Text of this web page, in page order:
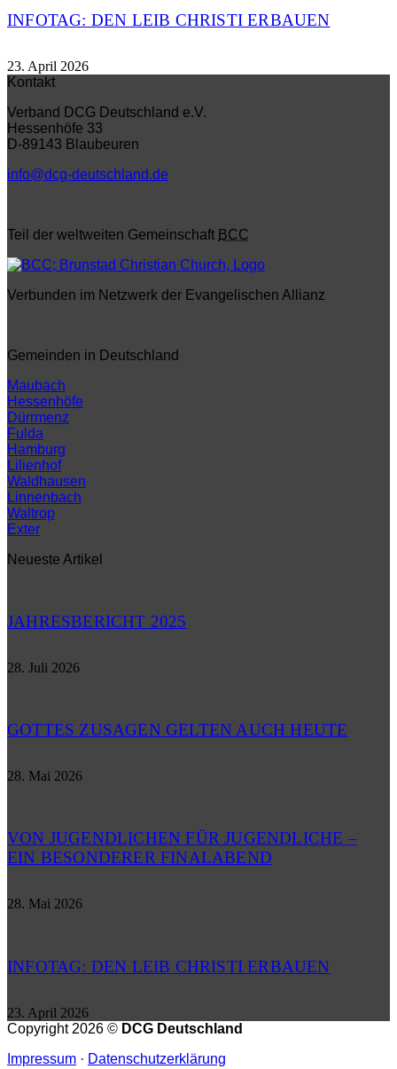
INFOTAG: DEN LEIB CHRISTI ERBAUEN
23. April 2026
Kontakt
Verband DCG Deutschland e.V.
Hessenhöfe 33
D-89143 Blaubeuren
info@dcg-deutschland.de
Teil der weltweiten Gemeinschaft BCC
Verbunden im Netzwerk der Evangelischen Allianz
Gemeinden in Deutschland
Maubach
Hessenhöfe
Dürrmenz
Fulda
Hamburg
Lilienhof
Waldhausen
Linnenbach
Waltrop
Exter
Neueste Artikel
JAHRESBERICHT 2025
28. Juli 2026
GOTTES ZUSAGEN GELTEN AUCH HEUTE
28. Mai 2026
VON JUGENDLICHEN FÜR JUGENDLICHE –
EIN BESONDERER FINALABEND
28. Mai 2026
INFOTAG: DEN LEIB CHRISTI ERBAUEN
23. April 2026
Copyright 2026 © DCG Deutschland
Impressum · Datenschutzerklärung